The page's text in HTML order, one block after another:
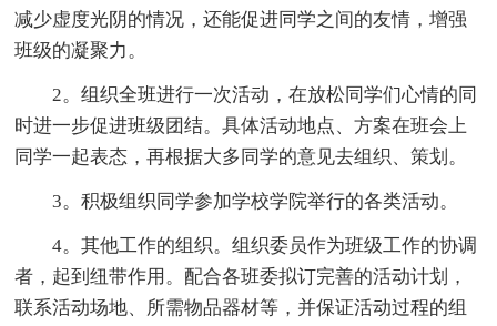
减少虚度光阴的情况，还能促进同学之间的友情，增强
班级的凝聚力。
2。组织全班进行一次活动，在放松同学们心情的同
时进一步促进班级团结。具体活动地点、方案在班会上
同学一起表态，再根据大多同学的意见去组织、策划。
3。积极组织同学参加学校学院举行的各类活动。
4。其他工作的组织。组织委员作为班级工作的协调
者，起到纽带作用。配合各班委拟订完善的活动计划，
联系活动场地、所需物品器材等，并保证活动过程的组